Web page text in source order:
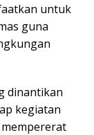
untuk
guna
dinantikan
kegiatan